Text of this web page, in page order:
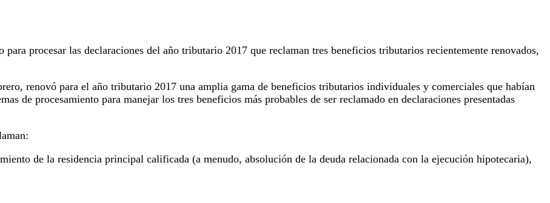
procesar las declaraciones del año tributario 2017 que reclaman tres beneficios tributarios recientemente renovados,
renovó para el año tributario 2017 una amplia gama de beneficios tributarios individuales y comerciales que habían
de procesamiento para manejar los tres beneficios más probables de ser reclamado en declaraciones presentadas
de la residencia principal calificada (a menudo, absolución de la deuda relacionada con la ejecución hipotecaria),